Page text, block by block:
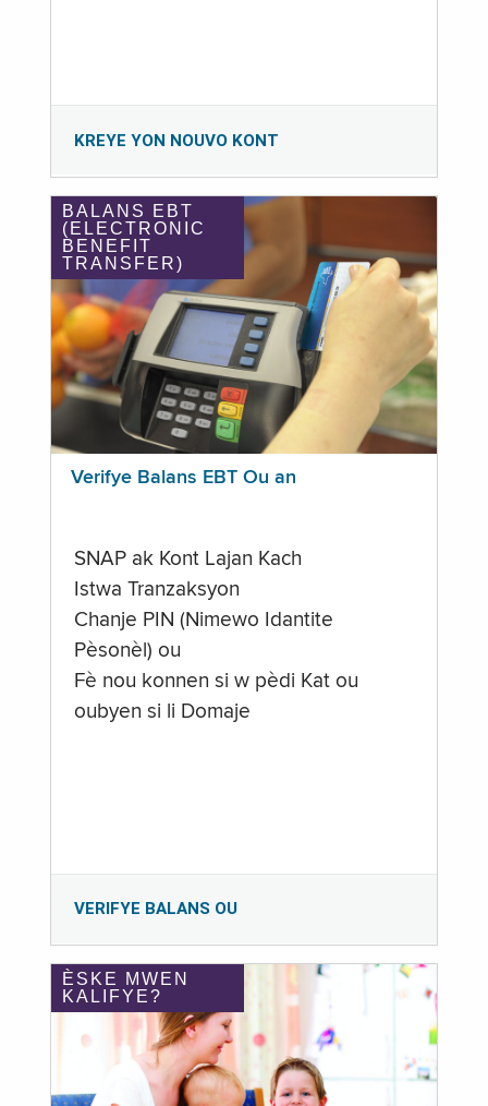
KREYE YON NOUVO KONT
BALANS EBT
(ELECTRONIC
BENEFIT
TRANSFER)
Verifye Balans EBT Ou an
SNAP ak Kont Lajan Kach
Istwa Tranzaksyon
Chanje PIN (Nimewo Idantite
Pèsonèl) ou
Fè nou konnen si w pèdi Kat ou
oubyen si li Domaje
VERIFYE BALANS OU
ÈSKE MWEN
KALIFYE?